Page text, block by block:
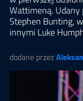
Wattimeną. Udany
Stephen Bunting,
innymi Luke
dodane przez